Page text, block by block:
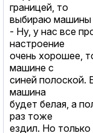
границей, то
выбираю машины
- Ну, у нас все
настроение
очень хорошее,
машине с
синей полоской.
машина
будет белая, а
раз тоже
ездил. Но только